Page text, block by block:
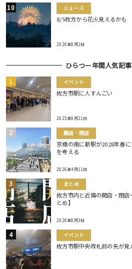
ニュース
8/5枚方から花火見えるかも
2026年8月2日
ひらつー年間人気記
イベント
枚方市駅に人すんごい
2025年9月21日
開店・閉店
京橋の南に新駅が2028年春
を考える
2026年4月11日
まとめ
枚方市内と近隣の開店・閉
とめ】
2026年8月3日
イベント
枚方市駅中央改札前の先が見